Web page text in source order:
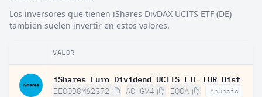
Los inversores que tienen iShares DivDAX UCITS ETF (DE)
también suelen invertir en estos valores.
VALOR
iShares Euro Dividend UCITS ETF EUR Dist
IE00B0M62S72 A0HGV4 IQQA Anuncio